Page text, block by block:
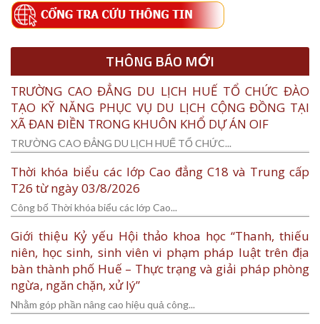
THÔNG BÁO MỚI
TRƯỜNG CAO ĐẲNG DU LỊCH HUẾ TỔ CHỨC ĐÀO
TẠO KỸ NĂNG PHỤC VỤ DU LỊCH CỘNG ĐỒNG TẠI
XÃ ĐAN ĐIỀN TRONG KHUÔN KHỔ DỰ ÁN OIF
TRƯỜNG CAO ĐẲNG DU LỊCH HUẾ TỔ CHỨC...
Thời khóa biểu các lớp Cao đẳng C18 và Trung cấp
T26 từ ngày 03/8/2026
Công bố Thời khóa biểu các lớp Cao...
Giới thiệu Kỷ yếu Hội thảo khoa học “Thanh, thiếu
niên, học sinh, sinh viên vi phạm pháp luật trên địa
bàn thành phố Huế – Thực trạng và giải pháp phòng
ngừa, ngăn chặn, xử lý”
Nhằm góp phần nâng cao hiệu quả công...